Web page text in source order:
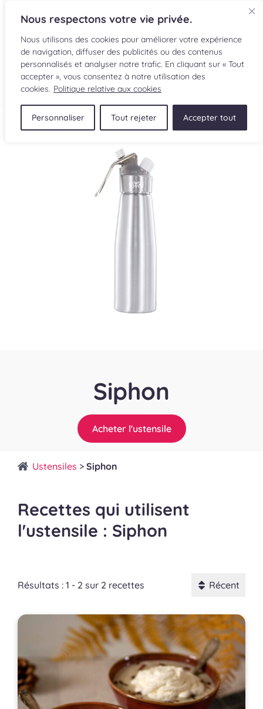
Nous respectons votre vie privée.
Nous utilisons des cookies pour améliorer votre expérience
de navigation, diffuser des publicités ou des contenus
personnalisés et analyser notre trafic. En cliquant sur « Tout
accepter », vous consentez à notre utilisation des
cookies. Politique relative aux cookies
Personnaliser Tout rejeter Accepter tout
RECETTES
INGRÉDIENTS
LECTURES CULINAIRES
SOUMETTRE UNE RECETTE
BOUTIQUE
Siphon
Acheter l'ustensile
Ustensiles > Siphon
Recettes qui utilisent
l'ustensile : Siphon
Résultats : 1 - 2 sur 2 recettes Récent